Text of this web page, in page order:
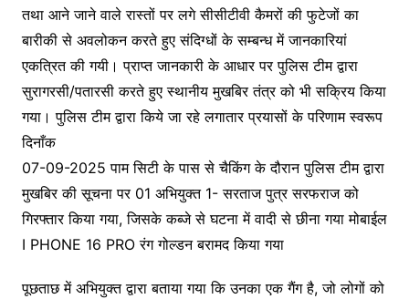
तथा आने जाने वाले रास्तों पर लगे सीसीटीवी कैमरों की फुटेजों का
बारीकी से अवलोकन करते हुए संदिग्धों के सम्बन्ध में जानकारियां
एकत्रित की गयी। प्राप्त जानकारी के आधार पर पुलिस टीम द्वारा
सुरागरसी/पतारसी करते हुए स्थानीय मुखबिर तंत्र को भी सक्रिय किया
गया। पुलिस टीम द्वारा किये जा रहे लगातार प्रयासों के परिणाम स्वरूप
दिनाँक
07-09-2025 पाम सिटी के पास से चैकिंग के दौरान पुलिस टीम द्वारा
मुखबिर की सूचना पर 01 अभियुक्त 1- सरताज पुत्र सरफराज को
गिरफ्तार किया गया, जिसके कब्जे से घटना में वादी से छीना गया मोबाईल
I PHONE 16 PRO रंग गोल्डन बरामद किया गया
पूछताछ में अभियुक्त द्वारा बताया गया कि उनका एक गैंग है, जो लोगों को